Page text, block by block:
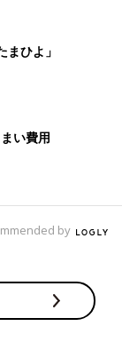
トラブル 解決テ
ひよ」
い費用
by